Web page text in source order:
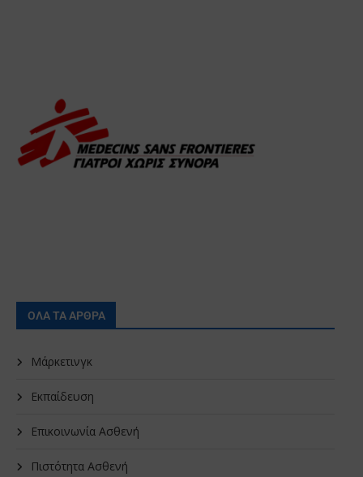
ΟΛΑ ΤΑ ΑΡΘΡΑ
Μάρκετινγκ
Εκπαίδευση
Επικοινωνία Ασθενή
Πιστότητα Ασθενή